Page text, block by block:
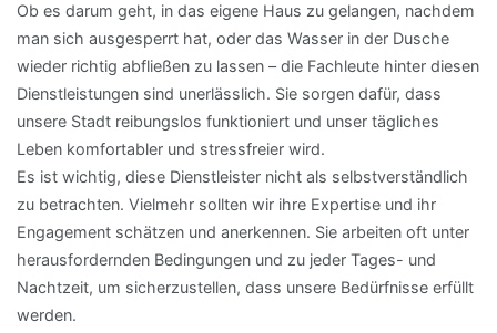
Ob es darum geht, in das eigene Haus zu gelangen, nachdem
man sich ausgesperrt hat, oder das Wasser in der Dusche
wieder richtig abfließen zu lassen – die Fachleute hinter diesen
Dienstleistungen sind unerlässlich. Sie sorgen dafür, dass
unsere Stadt reibungslos funktioniert und unser tägliches
Leben komfortabler und stressfreier wird.
Es ist wichtig, diese Dienstleister nicht als selbstverständlich
zu betrachten. Vielmehr sollten wir ihre Expertise und ihr
Engagement schätzen und anerkennen. Sie arbeiten oft unter
herausfordernden Bedingungen und zu jeder Tages- und
Nachtzeit, um sicherzustellen, dass unsere Bedürfnisse erfüllt
werden.